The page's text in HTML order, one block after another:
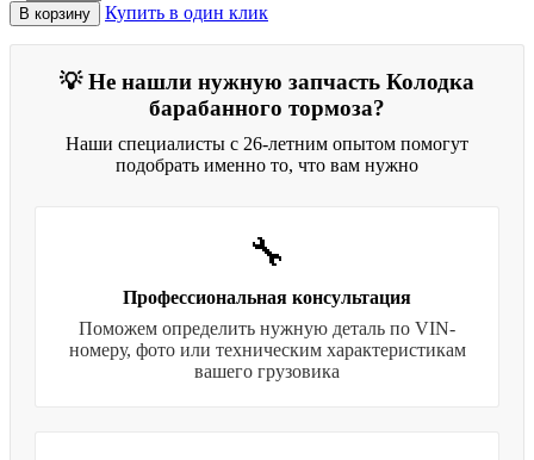
В корзину Купить в один клик
💡 Не нашли нужную запчасть Колодка
барабанного тормоза?
Наши специалисты с 26-летним опытом помогут
подобрать именно то, что вам нужно
🔧
Профессиональная консультация
Поможем определить нужную деталь по VIN-
номеру, фото или техническим характеристикам
вашего грузовика